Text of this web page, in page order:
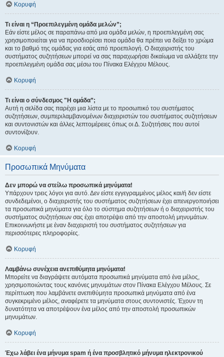
Κορυφή
Τι είναι η “Προεπιλεγμένη ομάδα μελών”;
Εάν είστε μέλος σε παραπάνω από μια ομάδα μελών, η προεπιλεγμένη σας
χρησιμοποιείται για να προσδιορίσει ποια ομάδα θα πρέπει να δείξει το χρώμα
και το βαθμό της ομάδας για εσάς από προεπιλογή. Ο διαχειριστής του
συστήματος συζητήσεων μπορεί να σας παραχωρήσει δικαίωμα να αλλάξετε την
προεπιλεγμένη ομάδα σας μέσω του Πίνακα Ελέγχου Μέλους.
Κορυφή
Τι είναι ο σύνδεσμος "Η ομάδα”;
Αυτή η σελίδα σας παρέχει μια λίστα με το προσωπικό του συστήματος
συζητήσεων, συμπεριλαμβανομένων διαχειριστών του συστήματος συζητήσεων
και συντονιστών και άλλες λεπτομέρειες όπως οι Δ. Συζητήσεις που αυτοί
συντονίζουν.
Κορυφή
Προσωπικά Μηνύματα
Δεν μπορώ να στείλω προσωπικά μηνύματα!
Υπάρχουν τρεις λόγοι για αυτό. Δεν είστε εγγεγραμμένος μέλος και/ή δεν είστε
συνδεδεμένοι, ο διαχειριστής του συστήματος συζητήσεων έχει απενεργοποιήσει
τα προσωπικά μηνύματα για όλο το σύστημα συζητήσεων ή ο διαχειριστής του
συστήματος συζητήσεων σας έχει αποτρέψει από την αποστολή μηνυμάτων.
Επικοινωνήστε με έναν διαχειριστή του συστήματος συζητήσεων για
περισσότερες πληροφορίες.
Κορυφή
Λαμβάνω συνέχεια ανεπιθύμητα μηνύματα!
Μπορείτε να διαγράψετε αυτόματα προσωπικά μηνύματα από ένα μέλος,
χρησιμοποιώντας τους κανόνες μηνυμάτων στον Πίνακα Ελέγχου Μέλους. Σε
περίπτωση που λαμβάνετε ανεπιθύμητα προσωπικά μηνύματα από ένα
συγκεκριμένο μέλος, αναφέρετε τα μηνύματα στους συντονιστές. Έχουν τη
δυνατότητα να αποτρέψουν ένα μέλος από την αποστολή προσωπικών
μηνυμάτων.
Κορυφή
Έχω λάβει ένα μήνυμα spam ή ένα προσβλητικό μήνυμα ηλεκτρονικού